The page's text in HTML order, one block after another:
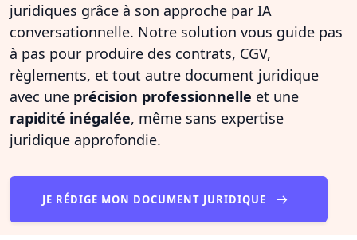
juridiques grâce à son approche par IA
conversationnelle. Notre solution vous guide pas
à pas pour produire des contrats, CGV,
règlements, et tout autre document juridique
avec une précision professionnelle et une
rapidité inégalée, même sans expertise
juridique approfondie.
JE RÉDIGE MON DOCUMENT JURIDIQUE